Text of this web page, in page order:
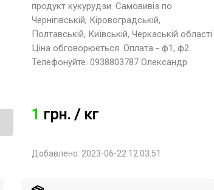
продукт кукурудзи. Самовивіз по
Чернігівській, Кіровоградській,
Полтавській, Київській, Черкаській області.
Ціна обговорюється. Оплата - ф1, ф2.
Телефонуйте. 0938803787 Олександр
1 грн./ кг
Добавлено: 2023-06-22 12:03:51